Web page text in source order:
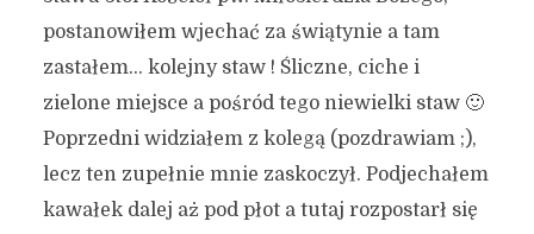
Tajemnicze stawy i
działkowe pejzaże. Część
pierwsza.
18 sierpnia 2016
4 min czytania
Autor:Kamil Sulewski
postanowiłem wjechać za świątynie a tam
zastałem… kolejny staw ! Śliczne, ciche i
zielone miejsce a pośród tego niewielki staw 🙂
Poprzedni widziałem z kolegą (pozdrawiam ;),
lecz ten zupełnie mnie zaskoczył. Podjechałem
kawałek dalej aż pod płot a tutaj rozpostarł się